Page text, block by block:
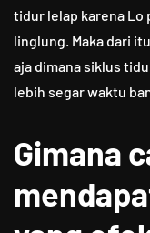
tidur lelap karena Lo
linglung. Maka dari
aja dimana siklus
lebih segar waktu
Gimana